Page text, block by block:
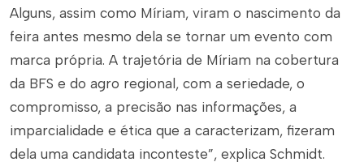
Alguns, assim como Míriam, viram o nascimento da
feira antes mesmo dela se tornar um evento com
marca própria. A trajetória de Míriam na cobertura
da BFS e do agro regional, com a seriedade, o
compromisso, a precisão nas informações, a
imparcialidade e ética que a caracterizam, fizeram
dela uma candidata inconteste”, explica Schmidt.